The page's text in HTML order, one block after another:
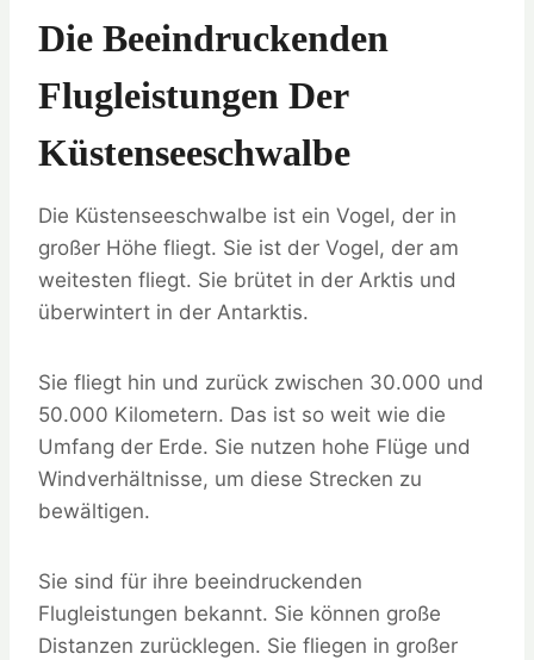
Die Beeindruckenden
Flugleistungen Der
Küstenseeschwalbe
Die Küstenseeschwalbe ist ein Vogel, der in
großer Höhe fliegt. Sie ist der Vogel, der am
weitesten fliegt. Sie brütet in der Arktis und
überwintert in der Antarktis.
Sie fliegt hin und zurück zwischen 30.000 und
50.000 Kilometern. Das ist so weit wie die
Umfang der Erde. Sie nutzen hohe Flüge und
Windverhältnisse, um diese Strecken zu
bewältigen.
Sie sind für ihre beeindruckenden
Flugleistungen bekannt. Sie können große
Distanzen zurücklegen. Sie fliegen in großer